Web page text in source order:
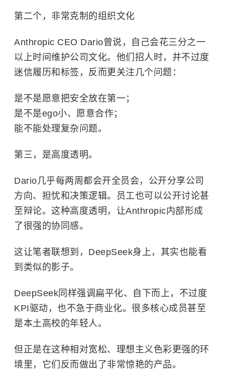
第二个，非常克制的组织文化
Anthropic CEO Dario曾说，自己会花三分之一
以上时间维护公司文化。他们招人时，并不过度
迷信履历和标签，反而更关注几个问题：
是不是愿意把安全放在第一；
是不是ego小、愿意合作；
能不能处理复杂问题。
第三，是高度透明。
Dario几乎每两周都会开全员会，公开分享公司
方向、担忧和决策逻辑。员工也可以公开讨论甚
至辩论。这种高度透明，让Anthropic内部形成
了很强的协同感。
这让笔者联想到，DeepSeek身上，其实也能看
到类似的影子。
DeepSeek同样强调扁平化、自下而上，不过度
KPI驱动，也不急于商业化。很多核心成员甚至
是本土高校的年轻人。
但正是在这种相对宽松、理想主义色彩更强的环
境里，它们反而做出了非常惊艳的产品。